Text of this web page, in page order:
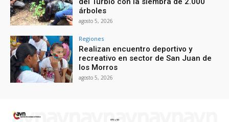
árboles
agosto 5, 2026
Regiones
Realizan encuentro deportivo y
recreativo en sector de San Juan de
los Morros
agosto 5, 2026